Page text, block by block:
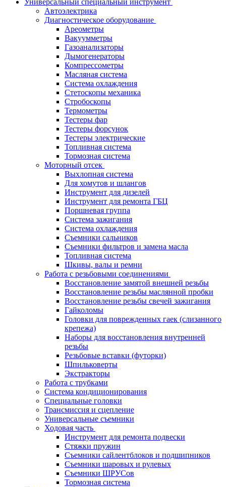
Универсальный специальный инструмент
Автоэлектрика
Диагностическое оборудование
Ареометры
Вакуумметры
Газоанализаторы
Дымогенераторы
Компрессометры
Масляная система
Система охлаждения
Стетоскопы механика
Стробоскопы
Термометры
Тестеры фар
Тестеры форсунок
Тестеры электрические
Топливная система
Тормозная система
Моторный отсек
Выхлопная система
Для хомутов и шлангов
Инструмент для дизелей
Инструмент для ремонта ГБЦ
Поршневая группа
Система зажигания
Система охлаждения
Съемники сальников
Съемники фильтров и замена масла
Топливная система
Шкивы, валы и ремни
Работа с резьбовыми соединениями
Восстановление замятой внешней резьбы
Восстановление резьбы маслянной пробки
Восстановление резьбы свечей зажигания
Гайколомы
Головки для поврежденных гаек (слизанного
крепежа)
Наборы для восстановления внутренней
резьбы
Резьбовые вставки (футорки)
Шпильковерты
Экстракторы
Работа с трубками
Система кондиционирования
Специальные головки
Трансмиссия и сцепление
Универсальные съемники
Ходовая часть
Инструмент для ремонта подвески
Стяжки пружин
Съемники сайлентблоков и подшипников
Съемники шаровых и рулевых
Съемники ШРУСов
Тормозная система